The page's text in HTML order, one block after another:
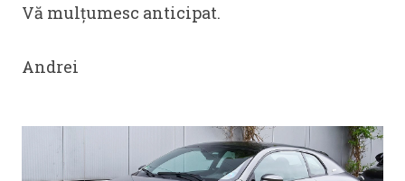
Vă mulțumesc anticipat.
Andrei